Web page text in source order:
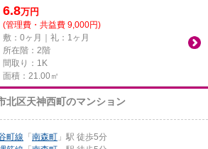
6.8万円
(管理費・共益費 9,000円)
敷：0ヶ月｜礼：1ヶ月
所在階：2階
間取り：1K
面積：21.00㎡
北区天神西町のマンション
町線 「 南森町 」駅 徒歩5分